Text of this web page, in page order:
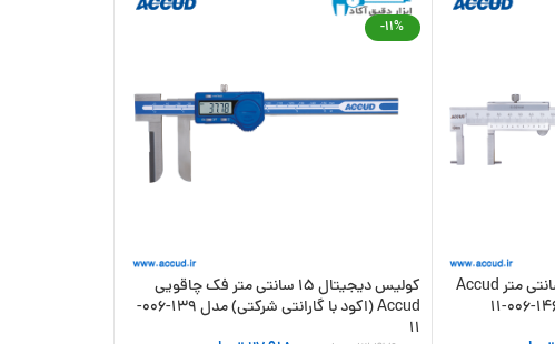
کولیس داخل سنج ورنیه 15 سانتی متر Accud
-11%
کولیس دیجیتال 15 سانتی متر فک چاقویی
Accud (اکود با گارانتی شرکتی) مدل 139-006-
11